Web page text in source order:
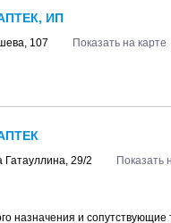
ИП
107
Показать на карте
Гатауллина, 29/2
Показать
назначения и сопутствующие